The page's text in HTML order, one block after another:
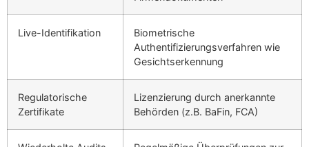
Live-Identifikation
Biometrische
Authentifizierungsverfahren wie
Gesichtserkennung
Regulatorische
Zertifikate
Lizenzierung durch anerkannte
Behörden (z.B. BaFin, FCA)